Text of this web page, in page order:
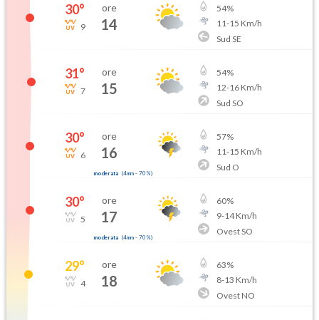
30°
9
ore
14
54%
11-15 Km/h
Sud SE
31°
7
ore
15
54%
12-16Km/h
Sud SO
30°
6
ore
16
moderata (4mm- 70 %)
57%
11-15 Km/h
Sud O
30°
5
ore
17
moderata (4mm- 70 %)
60%
9-14Km/h
Ovest SO
29°
4
ore
18
63%
8-13 Km/h
Ovest NO